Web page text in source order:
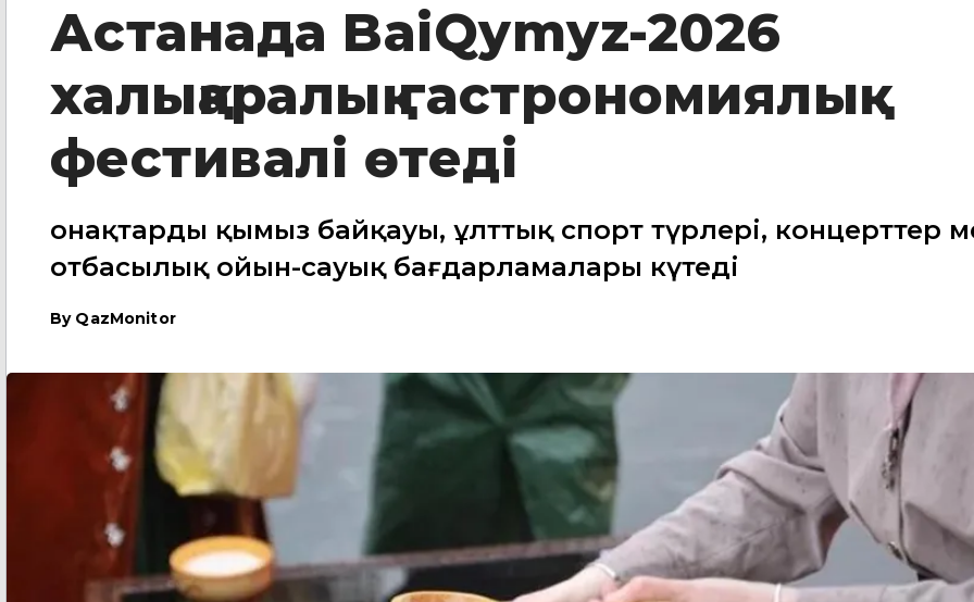
Астанада BaiQymyz-2026
халықаралық гастрономиялық
фестивалі өтеді
Қонақтарды қымыз байқауы, ұлттық спорт түрлері, концерттер
отбасылық ойын-сауық бағдарламалары күтеді
By QazMonitor